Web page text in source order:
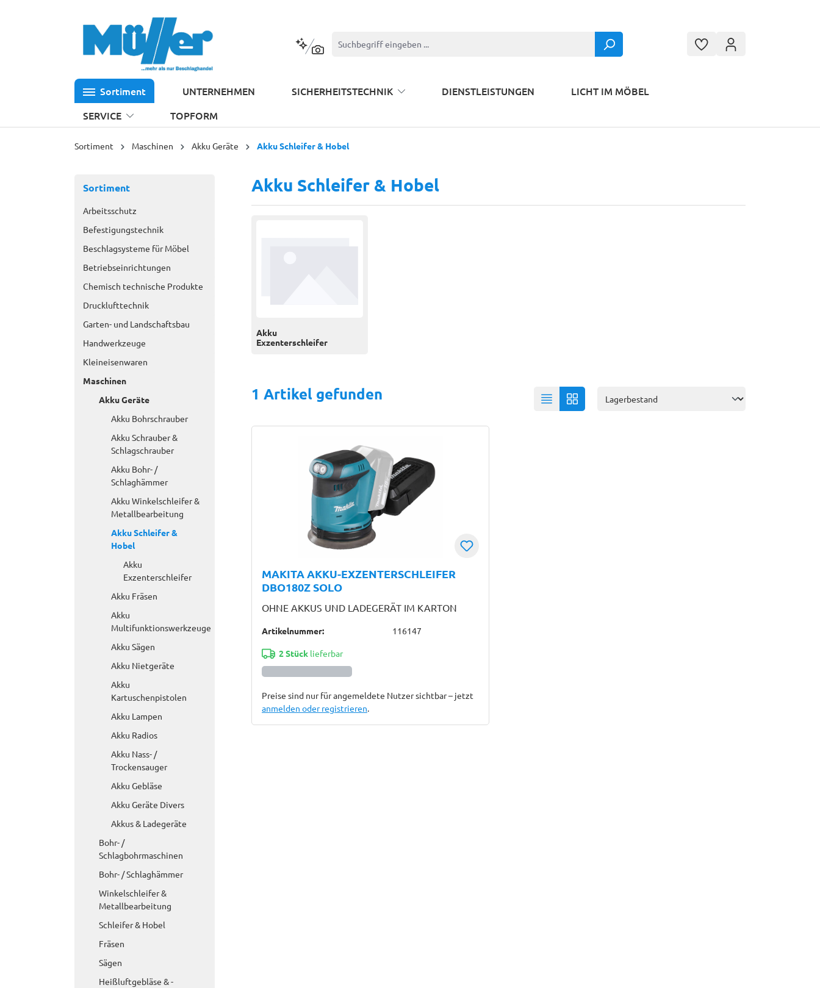
Kontextbasierte Suche
Sortiment UNTERNEHMEN SICHERHEITSTECHNIK DIENSTLEISTUNGEN
LICHT IM MÖBEL
SERVICE
TOPFORM
Sortiment Maschinen Akku Geräte Akku Schleifer & Hobel
Sortiment
Arbeitsschutz
Befestigungstechnik
Beschlagsysteme für Möbel
Betriebseinrichtungen
Chemisch technische Produkte
Drucklufttechnik
Garten- und Landschaftsbau
Handwerkzeuge
Kleineisenwaren
Maschinen
Akku Geräte
Akku Bohrschrauber
Akku Schrauber &
Schlagschrauber
Akku Bohr- /
Schlaghämmer
Akku Winkelschleifer &
Metallbearbeitung
Akku Schleifer &
Hobel
Akku
Exzenterschleifer
Akku Fräsen
Akku
Multifunktionswerkzeuge
Akku Sägen
Akku Nietgeräte
Akku
Kartuschenpistolen
Akku Lampen
Akku Radios
Akku Nass- /
Trockensauger
Akku Gebläse
Akku Geräte Divers
Akkus & Ladegeräte
Bohr- /
Schlagbohrmaschinen
Bohr- / Schlaghämmer
Winkelschleifer &
Metallbearbeitung
Schleifer & Hobel
Fräsen
Sägen
Heißluftgebläse & -
Akku Schleifer & Hobel
Akku
Exzenterschleifer
1 Artikel gefunden
MAKITA AKKU-EXZENTERSCHLEIFER
DBO180Z SOLO
OHNE AKKUS UND LADEGERÄT IM KARTON
Artikelnummer: 116147
2 Stücklieferbar
Preise sind nur für angemeldete Nutzer sichtbar – jetzt
anmelden oder registrieren.